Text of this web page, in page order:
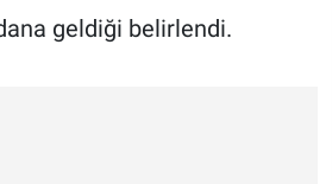
geldiği belirlendi.